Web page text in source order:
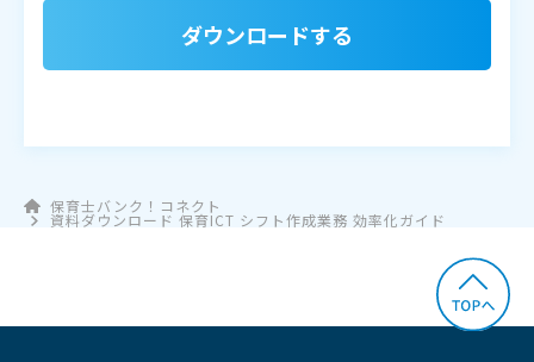
ダウンロードする
保育士バンク！コネクト
資料ダウンロード 保育ICT シフト作成業務 効率化ガイド